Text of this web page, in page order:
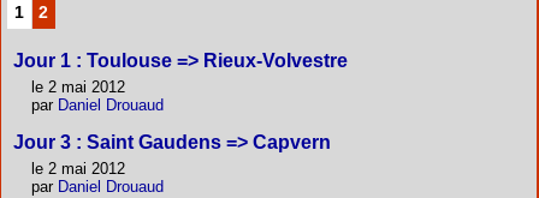
1 2
Jour 1 : Toulouse => Rieux-Volvestre
le 2 mai 2012
par Daniel Drouaud
Jour 3 : Saint Gaudens => Capvern
le 2 mai 2012
par Daniel Drouaud